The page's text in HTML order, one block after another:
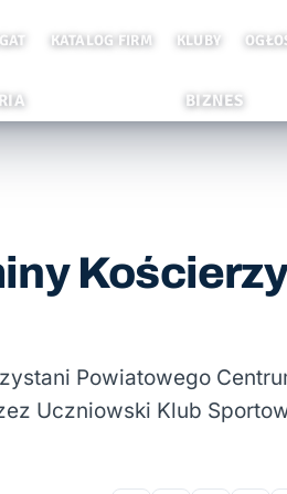
KATALOG FIRM KLUBY
BIZNES
Powiatowego
Uczniowski Klub